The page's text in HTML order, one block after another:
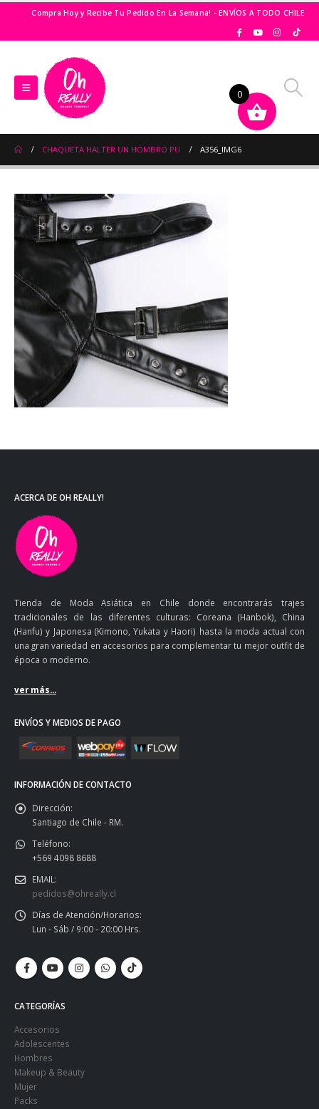
Compra Hoy y Recibe Tu Pedido En La Semana! - ENVÍOS A TODO CHILE
CHAQUETA HALTER UN HOMBRO PU A356_IMG6
ACERCA DE OH REALLY!
Tienda de Moda Asiática en Chile donde encontrarás trajes
tradicionales de las diferentes culturas: Coreana (Hanbok), China
(Hanfu) y Japonesa (Kimono, Yukata y Haori) hasta la moda actual con
una gran variedad en accesorios para complementar tu mejor outfit de
época o moderno.
ver más...
ENVÍOS Y MEDIOS DE PAGO
INFORMACIÓN DE CONTACTO
Dirección:
Santiago de Chile - RM.
Teléfono:
+569 4098 8688
EMAIL:
pedidos@ohreally.cl
Días de Atención/Horarios:
Lun - Sáb / 9:00 - 20:00 Hrs.
CATEGORÍAS
Accesorios
Adolescentes
Hombres
Makeup & Beauty
Mujer
Packs
0